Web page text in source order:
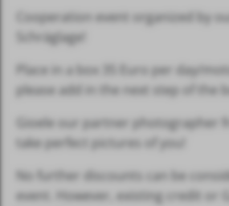
Cooperation event organized by
Schräglage!
Place in a box 35 Euro per day/
please add in the next step of the
Gioele our partner photographer
take perfect pictures of you!
No further discounts can be
event. However, existing credit or